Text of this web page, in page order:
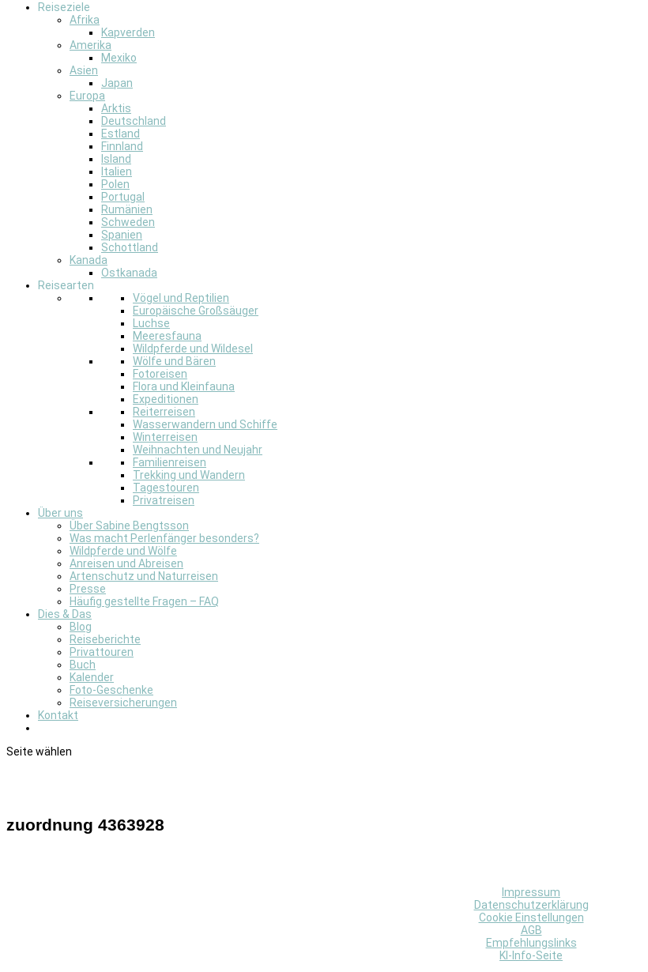
Reiseziele
Afrika
Kapverden
Amerika
Mexiko
Asien
Japan
Europa
Arktis
Deutschland
Estland
Finnland
Island
Italien
Polen
Portugal
Rumänien
Schweden
Spanien
Schottland
Kanada
Ostkanada
Reisearten
Vögel und Reptilien
Europäische Großsäuger
Luchse
Meeresfauna
Wildpferde und Wildesel
Wölfe und Bären
Fotoreisen
Flora und Kleinfauna
Expeditionen
Reiterreisen
Wasserwandern und Schiffe
Winterreisen
Weihnachten und Neujahr
Familienreisen
Trekking und Wandern
Tagestouren
Privatreisen
Über uns
Über Sabine Bengtsson
Was macht Perlenfänger besonders?
Wildpferde und Wölfe
Anreisen und Abreisen
Artenschutz und Naturreisen
Presse
Häufig gestellte Fragen – FAQ
Dies & Das
Blog
Reiseberichte
Privattouren
Buch
Kalender
Foto-Geschenke
Reiseversicherungen
Kontakt
Seite wählen
zuordnung 4363928
Impressum
Datenschutzerklärung
Cookie Einstellungen
AGB
Empfehlungslinks
KI-Info-Seite